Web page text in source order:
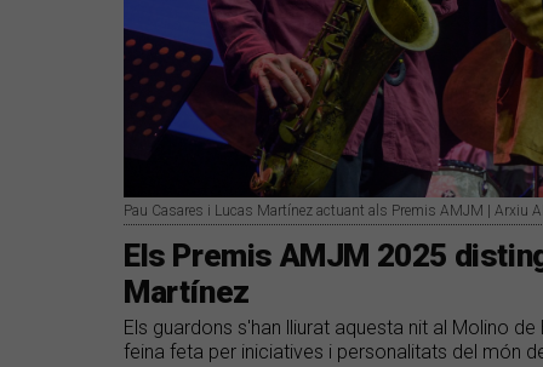
Pau Casares i Lucas Martínez actuant als Premis AMJM | Arxiu
Els Premis AMJM 2025
Martínez
Els guardons s'han lliurat aquesta nit al Molino
feina feta per iniciatives i personalitats del món